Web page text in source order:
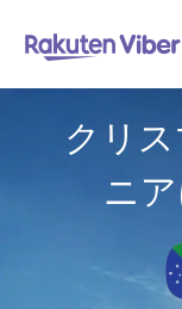
クリ
ニ